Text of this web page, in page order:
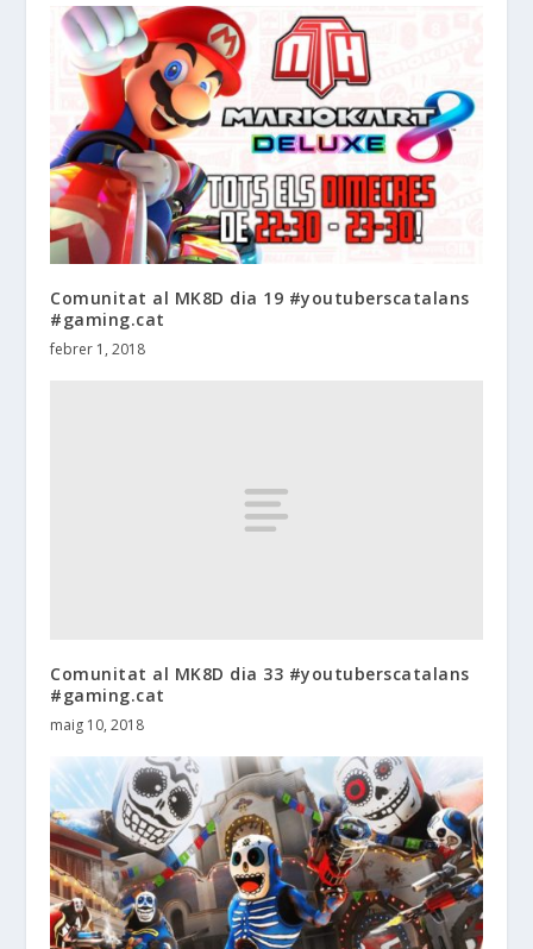
Comunitat al MK8D dia 19 #youtuberscatalans
#gaming.cat
febrer 1, 2018
Comunitat al MK8D dia 33 #youtuberscatalans
#gaming.cat
maig 10, 2018